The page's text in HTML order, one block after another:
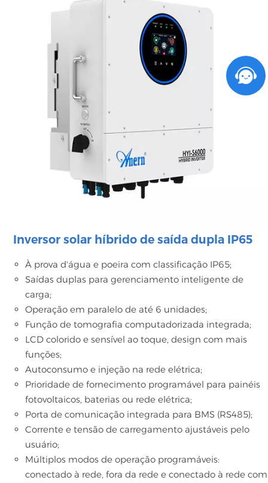
Inversor solar híbrido de saída dupla IP65
À prova d'água e poeira com classificação IP65;
Saídas duplas para gerenciamento inteligente de
carga;
Operação em paralelo de até 6 unidades;
Função de tomografia computadorizada integrada;
LCD colorido e sensível ao toque, design com mais
funções;
Autoconsumo e injeção na rede elétrica;
Prioridade de fornecimento programável para painéis
fotovoltaicos, baterias ou rede elétrica;
Porta de comunicação integrada para BMS (RS485);
Corrente e tensão de carregamento ajustáveis ​​pelo
usuário;
Múltiplos modos de operação programáveis:
conectado à rede, fora da rede e conectado à rede com